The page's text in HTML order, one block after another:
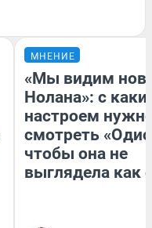
МНЕНИЕ
«Мы видим
Нолана»: с
настроем
смотреть
чтобы она не
выглядела как